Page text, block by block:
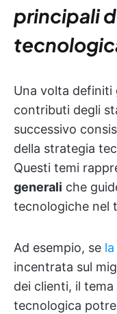
principali
Una volta definiti
contributi degli
successivo
della strategia
Questi temi
generali che
tecnologiche nel
Ad esempio, se la
incentrata sul
dei clienti, il
tecnologica